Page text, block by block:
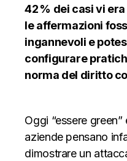
42 % dei casi vi
le affermazioni
ingannevoli e
configurare
norma del diritto
Oggi “essere
aziende pensano
dimostrare un